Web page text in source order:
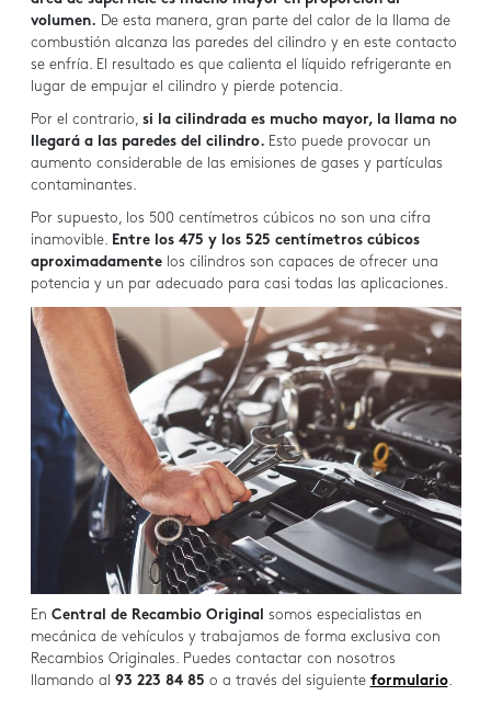
volumen. De esta manera, gran parte del calor de la llama de
combustión alcanza las paredes del cilindro y en este contacto
se enfría. El resultado es que calienta el líquido refrigerante en
lugar de empujar el cilindro y pierde potencia.
Por el contrario, si la cilindrada es mucho mayor, la llama no
llegará a las paredes del cilindro. Esto puede provocar un
aumento considerable de las emisiones de gases y partículas
contaminantes.
Por supuesto, los 500 centímetros cúbicos no son una cifra
inamovible. Entre los 475 y los 525 centímetros cúbicos
aproximadamentelos cilindros son capaces de ofrecer una
potencia y un par adecuado para casi todas las aplicaciones.
En Central de Recambio Original
somos especialistas en
mecánica de vehículos y trabajamos de forma exclusiva con
Recambios Originales. Puedes contactar con nosotros
llamando al 93 223 84 85 o a través del siguiente formulario.